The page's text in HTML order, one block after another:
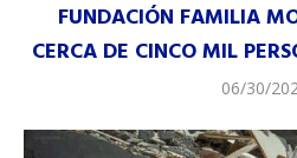
FUNDACIÓN FAMILIA
CERCA DE CINCO MIL
06/30/